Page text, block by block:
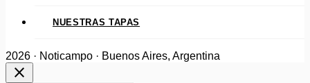
NUESTRAS TAPAS
2026 · Noticampo · Buenos Aires, Argentina
close